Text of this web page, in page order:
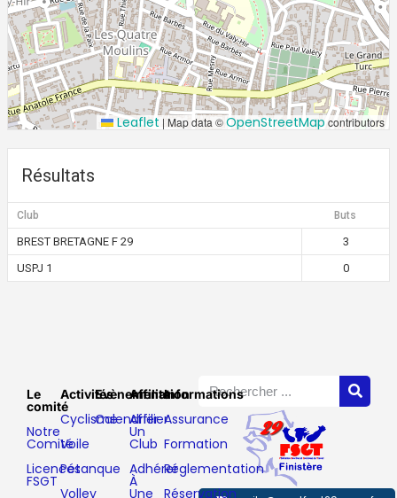
Leaflet | Map data ©OpenStreetMap contributors
Résultats
Club Buts
BREST BRETAGNE F 29
3
USPJ 1
0
Le
comité
Notre
Comité
Licences
FSGT
Activités
Cyclisme
Voile
Pétanque
Volley
Evènements
Calendrier
Affiliation
Affilier
Un
Club
Adhérer
À
Une
Informations
Assurance
Formation
Réglementation
Réservation